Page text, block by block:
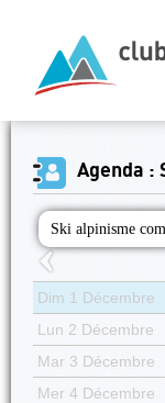
Agenda :
Ski alpinisme
Dim 1 Décembre
Lun 2 Décembre
Mar 3 Décembre
Mer 4 Décembre